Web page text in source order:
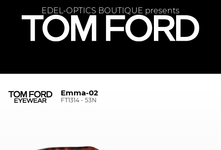
EDEL-OPTICS BOUTIQUE presents
Emma-02
FT1314 - 53N